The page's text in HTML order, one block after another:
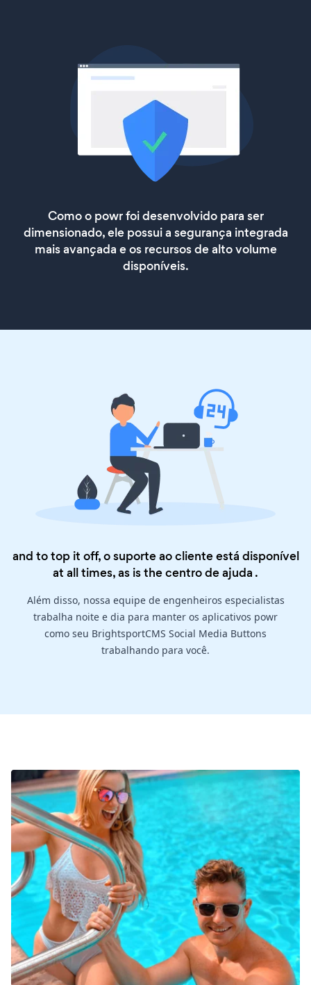
Como o powr foi desenvolvido para ser
dimensionado, ele possui a segurança integrada
mais avançada e os recursos de alto volume
disponíveis.
and to top it off, o suporte ao cliente está disponível
at all times, as is thecentro de ajuda .
Além disso, nossa equipe de engenheiros especialistas
trabalha noite e dia para manter os aplicativos powr
como seu BrightsportCMS Social Media Buttons
trabalhando para você.